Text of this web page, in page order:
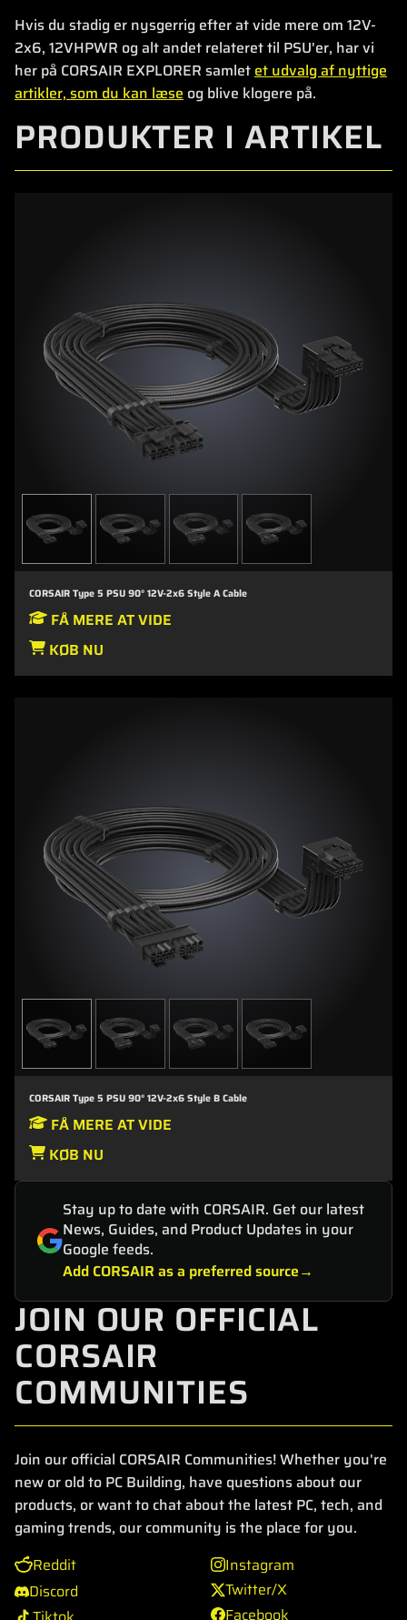
Hvis du stadig er nysgerrig efter at vide mere om 12V-
2x6, 12VHPWR og alt andet relateret til PSU'er, har vi
her på CORSAIR EXPLORER samlet et udvalg af nyttige
artikler, som du kan læse og blive klogere på.
PRODUKTER I ARTIKEL
CORSAIR Type 5 PSU 90° 12V-2x6 Style A Cable
FÅ MERE AT VIDE
KØB NU
CORSAIR Type 5 PSU 90° 12V-2x6 Style B Cable
FÅ MERE AT VIDE
KØB NU
Stay up to date with CORSAIR. Get our latest
News, Guides, and Product Updates in your
Google feeds.
Add CORSAIR as a preferred source
JOIN OUR OFFICIAL
CORSAIR
COMMUNITIES
Join our official CORSAIR Communities! Whether you're
new or old to PC Building, have questions about our
products, or want to chat about the latest PC, tech, and
gaming trends, our community is the place for you.
Reddit
Discord
Instagram
Twitter/X
Facebook